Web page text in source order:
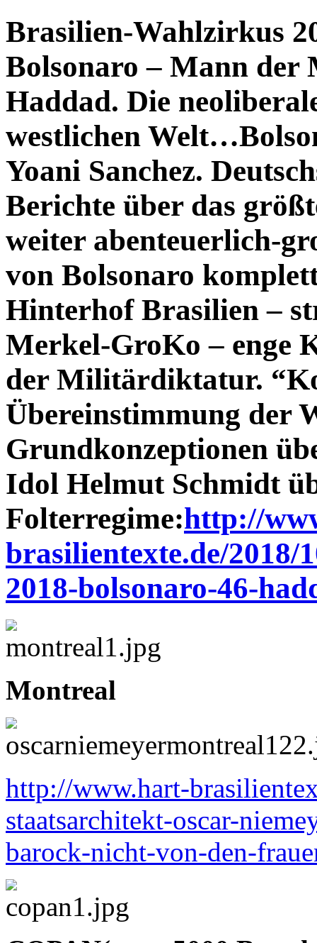
Brasilien-Wahlzirkus
Bolsonaro – Mann der
Haddad. Die
westlichen
Yoani Sanchez.
Berichte über das
weiter abenteuerlich-
von Bolsonaro
Hinterhof Brasilien –
Merkel-GroKo – enge
der Militärdiktatur.
Übereinstimmung der
Grundkonzeptionen
Idol Helmut Schmidt
Folterregime:http://
brasilientexte.de/
2018-bolsonaro-46-
Montreal
http://www.hart-
staatsarchitekt-oscar-
barock-nicht-von-den-